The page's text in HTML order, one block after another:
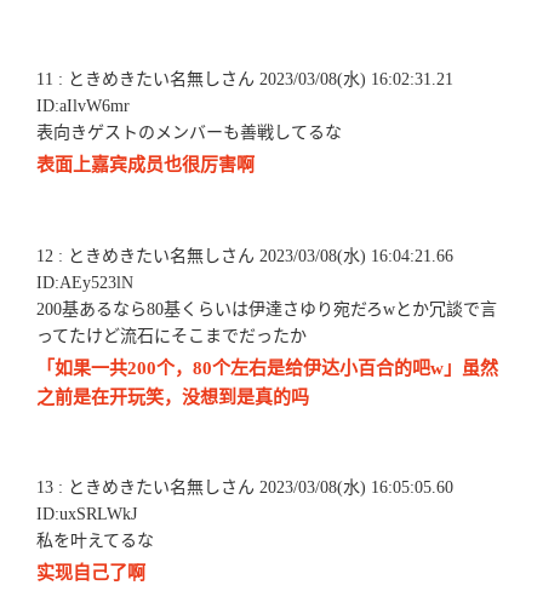
11 : ときめきたい名無しさん 2023/03/08(水) 16:02:31.21
ID:aIlvW6mr
表向きゲストのメンバーも善戦してるな
表面上嘉宾成员也很厉害啊
12 : ときめきたい名無しさん 2023/03/08(水) 16:04:21.66
ID:AEy523lN
200基あるなら80基くらいは伊達さゆり宛だろwとか冗談で言
ってたけど流石にそこまでだったか
「如果一共200个，80个左右是给伊达小百合的吧w」虽然
之前是在开玩笑，没想到是真的吗
13 : ときめきたい名無しさん 2023/03/08(水) 16:05:05.60
ID:uxSRLWkJ
私を叶えてるな
实现自己了啊